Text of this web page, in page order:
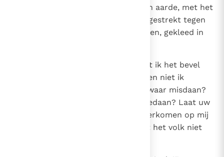
Jahwe zag staan tussen hemel en aarde, met het
getrokken zwaard in de hand uitgestrekt tegen
Jeruzalem, vielen hij en de oudsten, gekleed in
En David sprak tot God: 'Heb niet ik het bevel
gegeven tot de volkstelling, en ben niet ik
degene die gezondigd heeft en zwaar misdaan?
Wat hebben deze schapen dan gedaan? Laat uw
hand, Jahwe, mijn God, liever neerkomen op mij
en het huis van mijn vader, zodat het volk niet